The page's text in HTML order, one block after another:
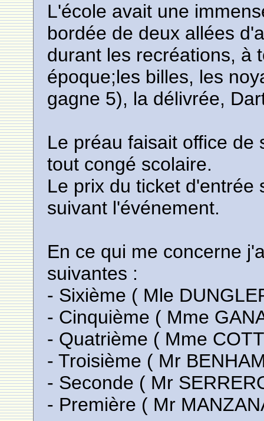
L'école avait une
bordée de deux allées
durant les recréations, à
époque;les billes, les
gagne 5), la délivrée,
Le préau faisait office de
tout congé scolaire.
Le prix du ticket d'entrée
suivant l'événement.
En ce qui me concerne
suivantes :
- Sixième ( Mle
- Cinquième ( Mme
- Quatrième ( Mme
- Troisième ( Mr
- Seconde ( Mr
- Première ( Mr